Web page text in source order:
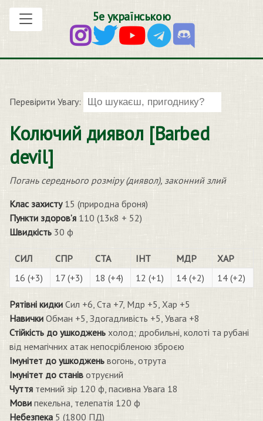
5е українською
Перевірити Увагу:
Колючий диявол [Barbed
devil]
Погань середнього розміру (диявол), законний злий
Клас захисту15 (природна броня)
Пункти здоров’я 110 (13к8 + 52)
Швидкість 30 ф
СИЛ СПР СТА ІНТ МДР
ХАР
16 (+3)
17 (+3) 18 (+4) 12 (+1) 14 (+2) 14 (+2)
Рятівні кидки Сил +6, Ста +7, Мдр +5, Хар +5
Навички Обман +5, Здогадливість +5, Увага +8
Стійкість до ушкоджень холод; дробильні, колоті та рубані
від немагічних атак непосрібленою зброєю
Імунітет до ушкоджень вогонь, отрута
Імунітет до станів отруєний
Чуття темний зір 120 ф, пасивна Увага 18
Мови пекельна, телепатія 120 ф
Небезпека 5 (1800 ПД)